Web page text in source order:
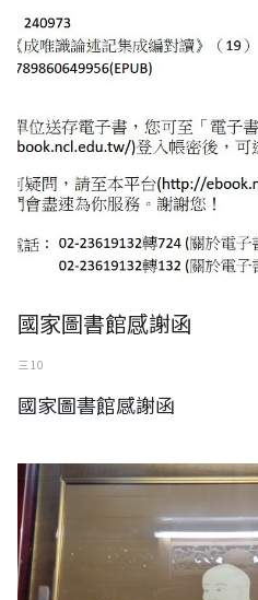
國家圖書館感謝函
三 10
國家圖書館感謝函
（圖片說明：原高野山真言宗之臺灣
弘法大師 空海像。）